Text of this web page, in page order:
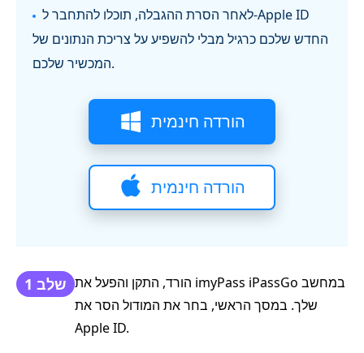
לאחר הסרת ההגבלה, תוכלו להתחבר ל-Apple ID
החדש שלכם כרגיל מבלי להשפיע על צריכת הנתונים של
המכשיר שלכם.
הורדה חינמית
הורדה חינמית
שלב 1 הורד, התקן והפעל את imyPass iPassGo במחשב
שלך. במסך הראשי, בחר את המודול הסר את
Apple ID.